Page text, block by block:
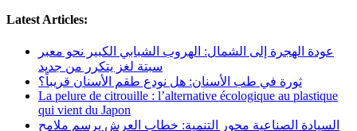
Latest Articles:
عودة الهجرة إلى الشمال: الهروب الشبابي الكبير نحو معبر
سبتة لغز يتكرر من جديد
ثورة في طب الأسنان: هل نودع طقم الأسنان قريباً؟
La pelure de citrouille : l’alternative écologique au plastique
qui vient du Japon
السيادة الصناعية محور التنمية: خطاب العرش يرسم ملامح